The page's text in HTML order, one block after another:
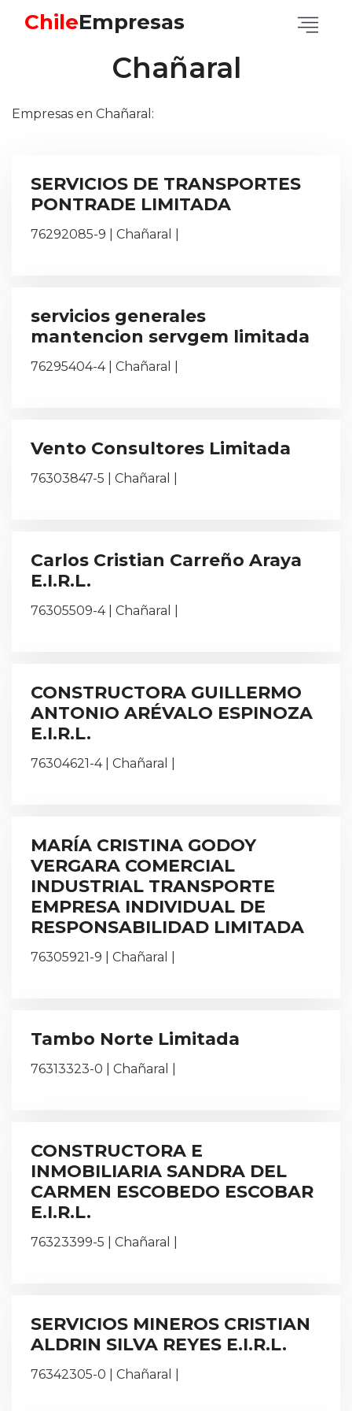
ChileEmpresas
Chañaral
Empresas en Chañaral:
SERVICIOS DE TRANSPORTES
PONTRADE LIMITADA
76292085-9 | Chañaral |
servicios generales
mantencion servgem limitada
76295404-4 | Chañaral |
Vento Consultores Limitada
76303847-5 | Chañaral |
Carlos Cristian Carreño Araya
E.I.R.L.
76305509-4 | Chañaral |
CONSTRUCTORA GUILLERMO
ANTONIO ARÉVALO ESPINOZA
E.I.R.L.
76304621-4 | Chañaral |
MARÍA CRISTINA GODOY
VERGARA COMERCIAL
INDUSTRIAL TRANSPORTE
EMPRESA INDIVIDUAL DE
RESPONSABILIDAD LIMITADA
76305921-9 | Chañaral |
Tambo Norte Limitada
76313323-0 | Chañaral |
CONSTRUCTORA E
INMOBILIARIA SANDRA DEL
CARMEN ESCOBEDO ESCOBAR
E.I.R.L.
76323399-5 | Chañaral |
SERVICIOS MINEROS CRISTIAN
ALDRIN SILVA REYES E.I.R.L.
76342305-0 | Chañaral |